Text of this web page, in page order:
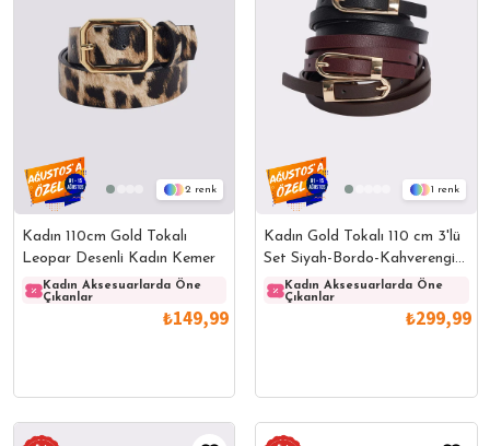
2
Kadın 110cm Gold Tokalı
Leopar Desenli Kadın Kemer
Kadın Aksesuarlarda Öne
Çıkanlar
Kadın Aksesuarlarda Öne
Çıkanlar
₺149,99
1
Kadın Gold Tokalı 110 cm 3'lü
Set Siyah-Bordo-Kahverengi
KemerKadın Aksesuarlarda Öne
Çıkanlar
₺299,99